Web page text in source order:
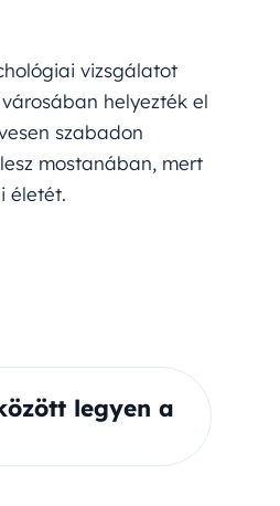
vizsgálatot
helyezték el
szabadon
mostanában, mert
életét.
legyen a